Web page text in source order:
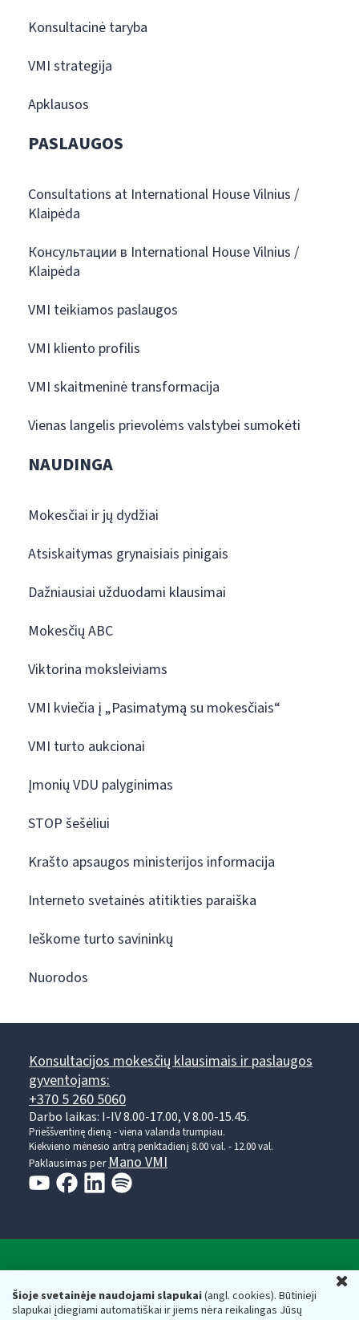
Šioje svetainėje naudojami slapukai(angl. cookies). Būtinieji
slapukai įdiegiami automatiškai ir jiems nėra reikalingas Jūsų
Konsultacinė taryba
VMI strategija
Apklausos
PASLAUGOS
Consultations at International House Vilnius /
Klaipėda
Консультации в International House Vilnius /
Klaipėda
VMI teikiamos paslaugos
VMI kliento profilis
VMI skaitmeninė transformacija
Vienas langelis prievolėms valstybei sumokėti
NAUDINGA
Mokesčiai ir jų dydžiai
Atsiskaitymas grynaisiais pinigais
Dažniausiai užduodami klausimai
Mokesčių ABC
Viktorina moksleiviams
VMI kviečia į „Pasimatymą su mokesčiais“
VMI turto aukcionai
Įmonių VDU palyginimas
STOP šešėliui
Krašto apsaugos ministerijos informacija
Interneto svetainės atitikties paraiška
Ieškome turto savininkų
Nuorodos
Konsultacijos mokesčių klausimais ir paslaugos
gyventojams:
+370 5 260 5060
Darbo laikas: I-IV 8.00-17.00, V 8.00-15.45.
Prieššventinę dieną - viena valanda trumpiau.
Kiekvieno mėnesio antrą penktadienį 8.00 val. - 12.00 val.
Paklausimas per Mano VMI
Respublikos finansų ministerijos